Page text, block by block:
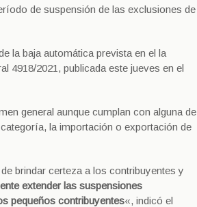
de suspensión de las exclusiones de
la baja automática prevista en el la
4918/2021, publicada este jueves en el
general aunque cumplan con alguna de
la importación o exportación de
brindar certeza a los contribuyentes y
extender las suspensiones
pequeños contribuyentes«, indicó el